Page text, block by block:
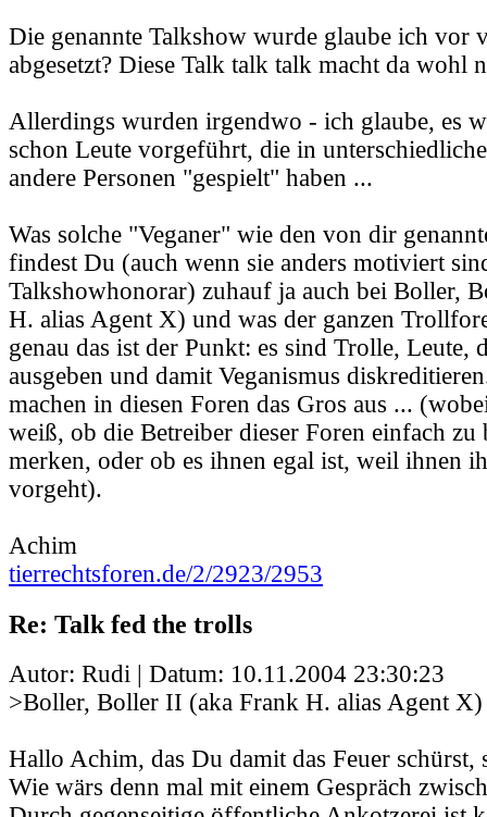
Die genannte Talkshow wurde glaube ich vor
abgesetzt? Diese Talk talk talk macht da wohl
Allerdings wurden irgendwo - ich glaube, es
schon Leute vorgeführt, die in
andere Personen "gespielt" haben ...
Was solche "Veganer" wie den von dir
findest Du (auch wenn sie anders motiviert
Talkshowhonorar) zuhauf ja auch bei Boller,
H. alias Agent X) und was der ganzen
genau das ist der Punkt: es sind Trolle, Leute,
ausgeben und damit Veganismus
machen in diesen Foren das Gros aus ...
weiß, ob die Betreiber dieser Foren einfach zu
merken, oder ob es ihnen egal ist, weil ihnen
vorgeht).
Achim
tierrechtsforen.de/2/2923/2953
Re: Talk fed the trolls
Autor: Rudi | Datum: 10.11.2004 23:30:23
>Boller, Boller II (aka Frank H. alias Agent X)
Hallo Achim, das Du damit das Feuer schürst,
Wie wärs denn mal mit einem Gespräch